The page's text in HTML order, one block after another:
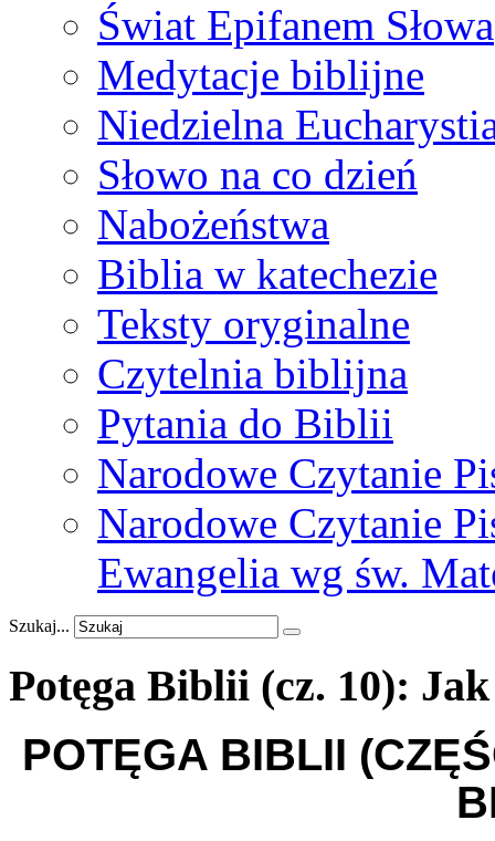
Świat Epifanem Słowa
Medytacje biblijne
Niedzielna
Słowo na co dzień
Nabożeństwa
Biblia w katechezie
Teksty oryginalne
Czytelnia biblijna
Pytania do Biblii
Narodowe Czytanie
Narodowe Czytanie
Ewangelia wg św.
Szukaj...
Potęga Biblii (cz. 10): Jak
POTĘGA BIBLII